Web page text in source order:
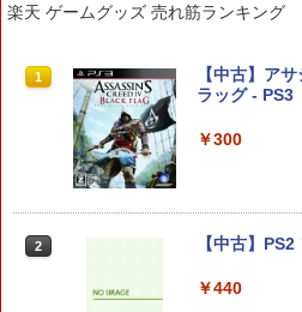
1
RL205-J1
￥3,600
2
アンサー
1
PS5 スティ
交換用 ステ
ントローラ
￥630
楽天 ゲームグッズ 売れ筋ランキング
1
【中古】ア
ラッグ - PS3
￥300
2 【中古】
￥440